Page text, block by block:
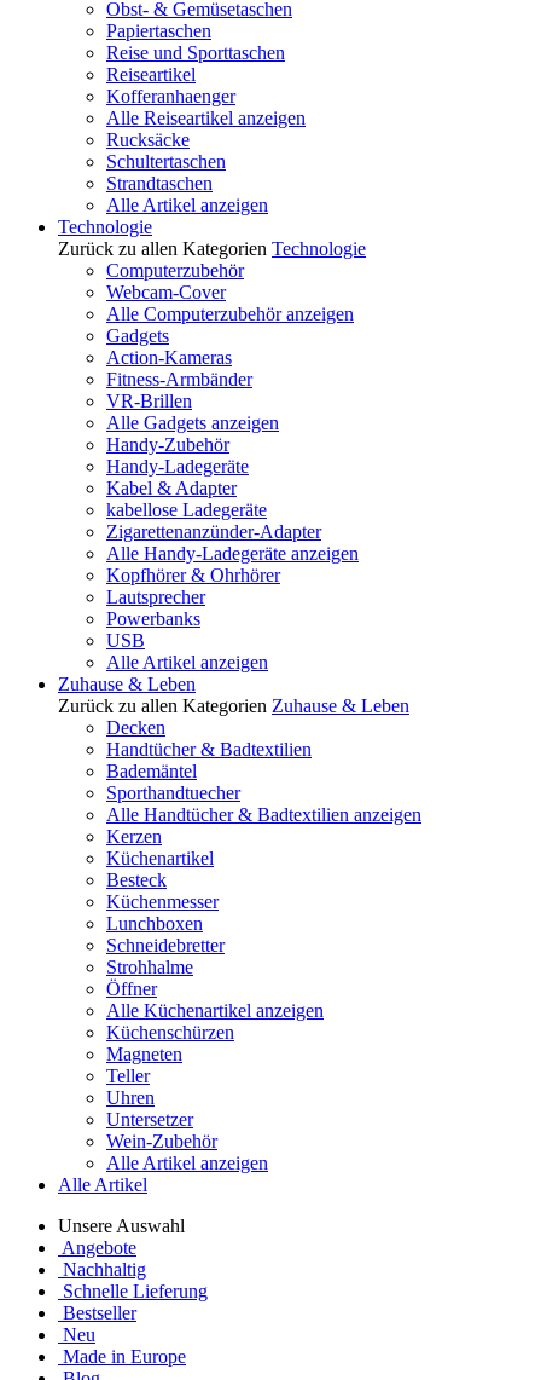
Obst- & Gemüsetaschen
Papiertaschen
Reise und Sporttaschen
Reiseartikel
Kofferanhaenger
Alle Reiseartikel anzeigen
Rucksäcke
Schultertaschen
Strandtaschen
Alle Artikel anzeigen
Technologie
Zurück zu allen Kategorien Technologie
Computerzubehör
Webcam-Cover
Alle Computerzubehör anzeigen
Gadgets
Action-Kameras
Fitness-Armbänder
VR-Brillen
Alle Gadgets anzeigen
Handy-Zubehör
Handy-Ladegeräte
Kabel & Adapter
kabellose Ladegeräte
Zigarettenanzünder-Adapter
Alle Handy-Ladegeräte anzeigen
Kopfhörer & Ohrhörer
Lautsprecher
Powerbanks
USB
Alle Artikel anzeigen
Zuhause & Leben
Zurück zu allen Kategorien Zuhause & Leben
Decken
Handtücher & Badtextilien
Bademäntel
Sporthandtuecher
Alle Handtücher & Badtextilien anzeigen
Kerzen
Küchenartikel
Besteck
Küchenmesser
Lunchboxen
Schneidebretter
Strohhalme
Öffner
Alle Küchenartikel anzeigen
Küchenschürzen
Magneten
Teller
Uhren
Untersetzer
Wein-Zubehör
Alle Artikel anzeigen
Alle Artikel
Unsere Auswahl
Angebote
Nachhaltig
Schnelle Lieferung
Bestseller
Neu
Made in Europe